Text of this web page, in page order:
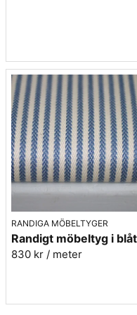
RANDIGA MÖBELTYGER
830 kr / meter